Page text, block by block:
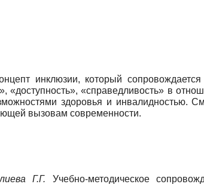
инклюзии, который
«справедливость» в
здоровья и инвалидностью.
вызовам современности.
Г.Г. Учебно-методическое